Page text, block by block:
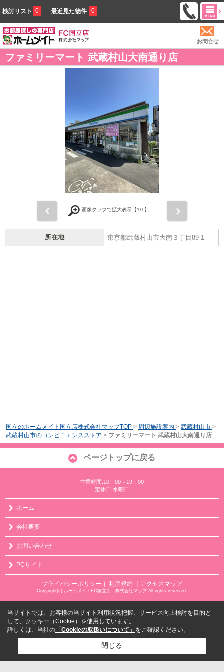
検討リスト 0 最近見た物件 0
お問合せ
ファミリーマート 武蔵村山大南通り店
画像タップで拡大表示【1/1】
所在地 東京都武蔵村山市大南３丁目89-1
国立のホームメイト国立店株式会社マップTOP > 周辺施設案内 > 武蔵村山市 >
武蔵村山市のコンビニエンスストア > ファミリーマート 武蔵村山大南通り店
ページトップに戻る
営業時間:10：00～19：00
定休日:水曜日
ホーム
会社概要
お問い合わせ
PCサイト
プライバシーポリシー ｜ 利用規約 ｜アクセスマップ
Copyright(c) ホームメイトFC国立店 株式会社マップ All rights reserved.
当サイトでは、お客様の当サイト利用状況把握、サービス向上検討を目的と
して、クッキー（Cookie）を使用しています。
詳しくは、当社の 「Cookieの取扱いについて」 をご確認ください。
閉じる